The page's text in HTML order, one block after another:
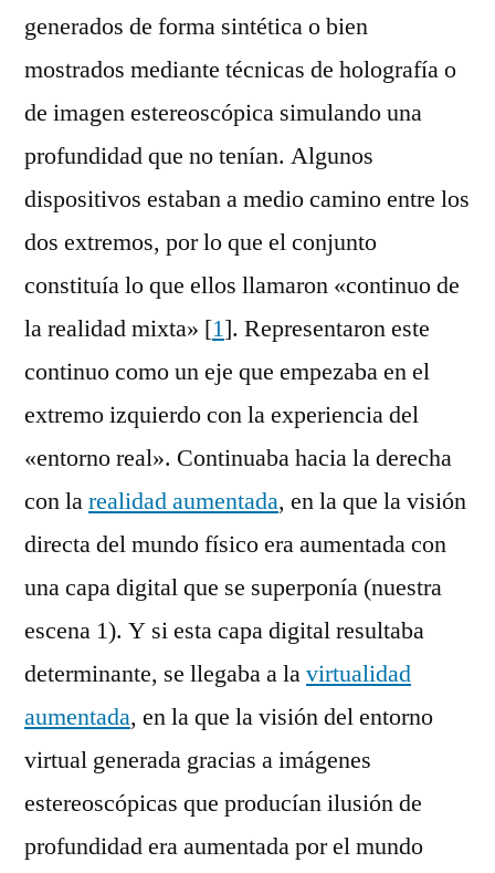
generados de forma sintética o bien
mostrados mediante técnicas de holografía o
de imagen estereoscópica simulando una
profundidad que no tenían. Algunos
dispositivos estaban a medio camino entre los
dos extremos, por lo que el conjunto
constituía lo que ellos llamaron «continuo de
la realidad mixta» [1]. Representaron este
continuo como un eje que empezaba en el
extremo izquierdo con la experiencia del
«entorno real». Continuaba hacia la derecha
con larealidad aumentada, en la que la visión
directa del mundo físico era aumentada con
una capa digital que se superponía (nuestra
escena 1). Y si esta capa digital resultaba
determinante, se llegaba a lavirtualidad
aumentada, en la que la visión del entorno
virtual generada gracias a imágenes
estereoscópicas que producían ilusión de
profundidad era aumentada por el mundo